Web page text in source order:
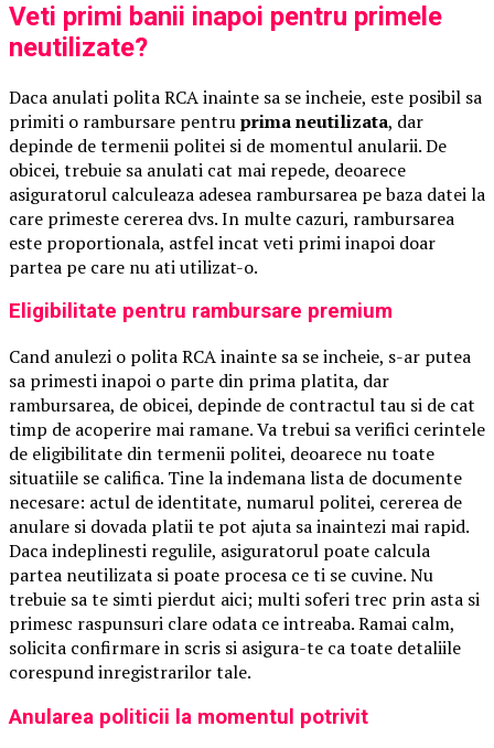
Veti primi banii inapoi pentru primele
neutilizate?
Daca anulati polita RCA inainte sa se incheie, este posibil sa
primiti o rambursare pentruprima neutilizata, dar
depinde de termenii politei si de momentul anularii. De
obicei, trebuie sa anulati cat mai repede, deoarece
asiguratorul calculeaza adesea rambursarea pe baza datei la
care primeste cererea dvs. In multe cazuri, rambursarea
este proportionala, astfel incat veti primi inapoi doar
partea pe care nu ati utilizat-o.
Eligibilitate pentru rambursare premium
Cand anulezi o polita RCA inainte sa se incheie, s-ar putea
sa primesti inapoi o parte din prima platita, dar
rambursarea, de obicei, depinde de contractul tau si de cat
timp de acoperire mai ramane. Va trebui sa verifici cerintele
de eligibilitate din termenii politei, deoarece nu toate
situatiile se califica. Tine la indemana lista de documente
necesare: actul de identitate, numarul politei, cererea de
anulare si dovada platii te pot ajuta sa inaintezi mai rapid.
Daca indeplinesti regulile, asiguratorul poate calcula
partea neutilizata si poate procesa ce ti se cuvine. Nu
trebuie sa te simti pierdut aici; multi soferi trec prin asta si
primesc raspunsuri clare odata ce intreaba. Ramai calm,
solicita confirmare in scris si asigura-te ca toate detaliile
corespund inregistrarilor tale.
Anularea politicii la momentul potrivit